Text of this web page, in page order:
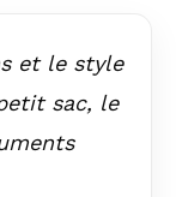
et le style
sac, le